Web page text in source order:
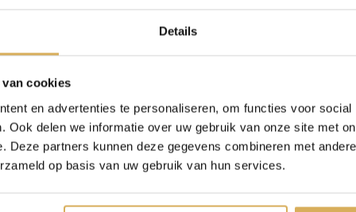
Details
cookies
en advertenties te personaliseren, om functies voor
Ook delen we informatie over uw gebruik van onze site met
Deze partners kunnen deze gegevens combineren met
op basis van uw gebruik van hun services.